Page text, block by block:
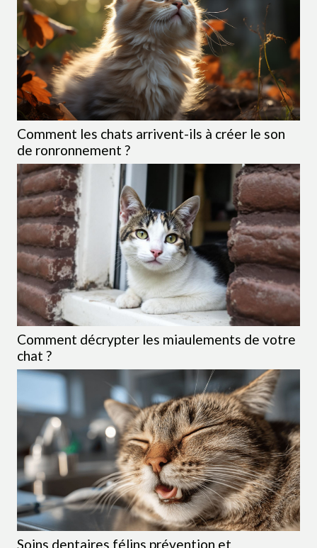
Comment les chats arrivent-ils à créer le son
de ronronnement ?
Comment décrypter les miaulements de votre
chat ?
Soins dentaires félins prévention et